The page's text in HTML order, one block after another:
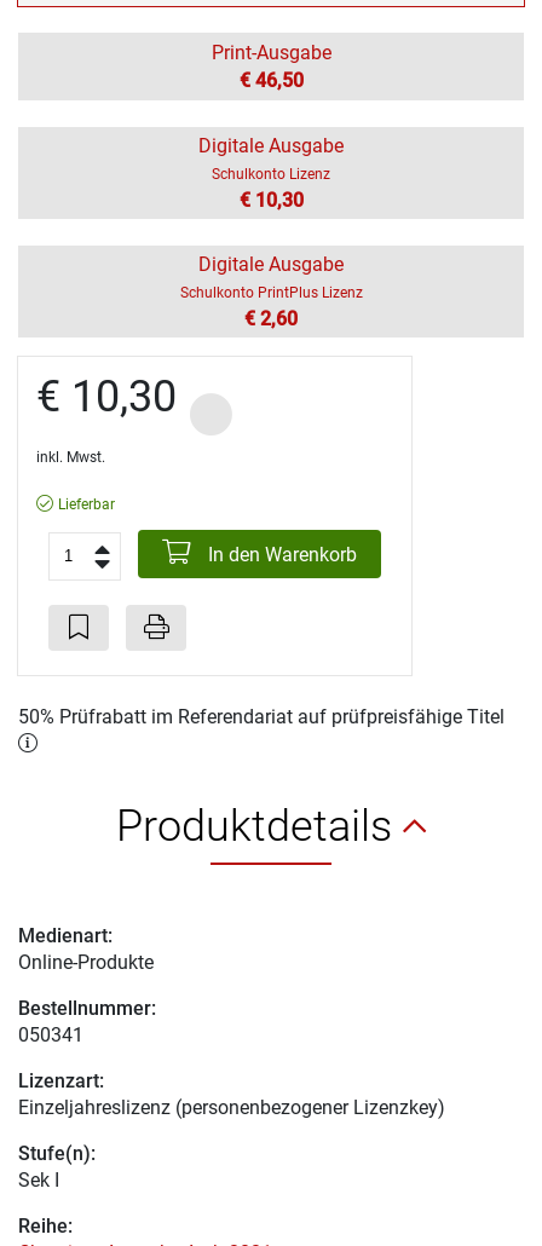
Print-Ausgabe
€ 46,50
Digitale Ausgabe
Schulkonto Lizenz
€ 10,30
Digitale Ausgabe
Schulkonto PrintPlus Lizenz
€ 2,60
€ 10,30
inkl. Mwst.
Lieferbar
In den Warenkorb
50% Prüfrabatt im Referendariat auf prüfpreisfähige Titel
Produktdetails
Medienart:
Online-Produkte
Bestellnummer:
050341
Lizenzart:
Einzeljahreslizenz (personenbezogener Lizenzkey)
Stufe(n):
Sek I
Reihe: